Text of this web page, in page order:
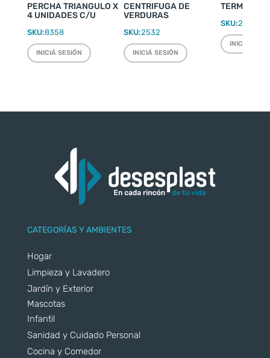
PERCHA TRIANGULO X
4 UNIDADES C/U
SKU:8358
INICIÁ SESIÓN
CENTRIFUGA DE
VERDURAS
SKU:2532
INICIÁ SESIÓN
TERMO
SKU:2220
INICIÁ
CATEGORÍAS Y AMBIENTES
Hogar
Limpieza y Lavadero
Jardín y Exterior
Mascotas
Infantil
Sanidad y Cuidado Personal
Cocina y Comedor